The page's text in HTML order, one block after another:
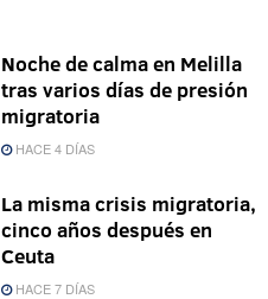
Noche de calma en Melilla
tras varios días de presión
migratoria
HACE 4 DÍAS
La misma crisis migratoria,
cinco años después en
Ceuta
HACE 7 DÍAS